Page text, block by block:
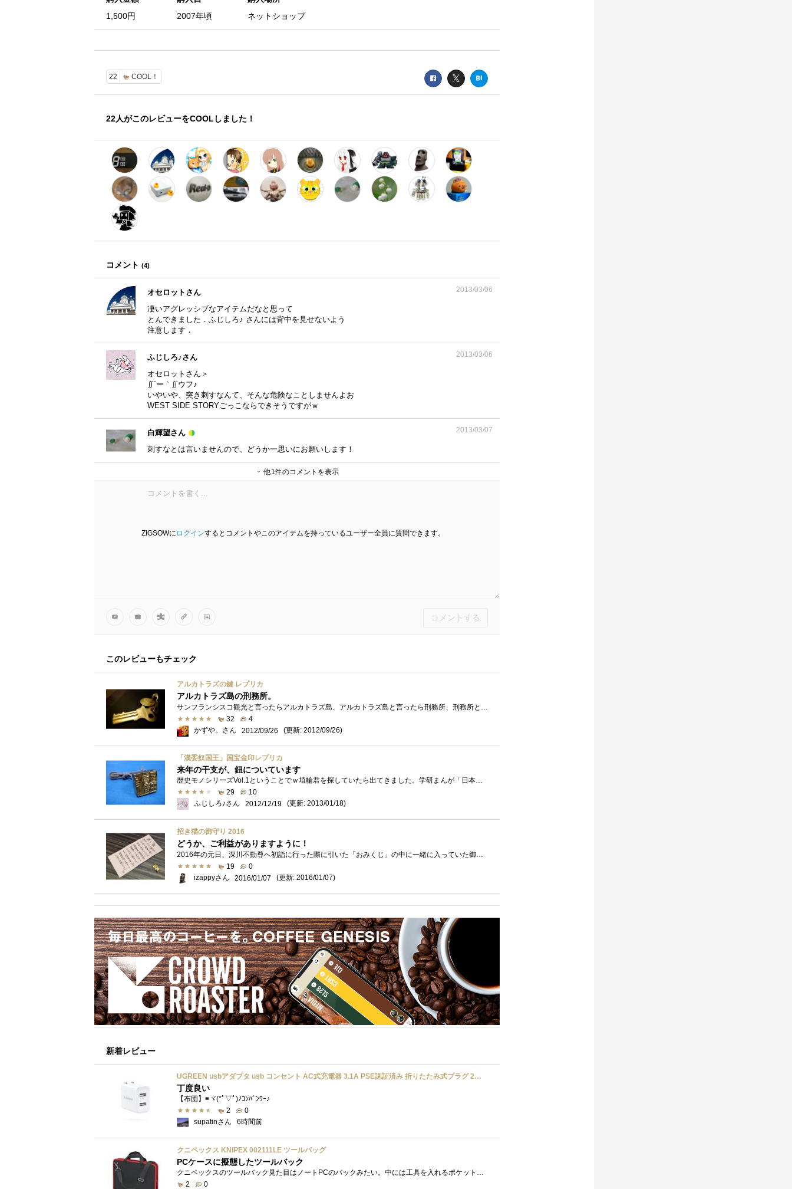
1,500円
2007年頃
ネットショップ
22 COOL！
22人がこのレビューをCOOLしました！
コメント (4)
オセロットさん 2013/03/06
凄いアグレッシブなアイテムだなと思って
とんできました．ふじしろ♪ さんには背中を見せないよう
注意します．
ふじしろ♪さん 2013/03/06
オセロットさん＞
∬´ー｀∬ウフ♪
いやいや、突き刺すなんて、そんな危険なことしませんよお
WEST SIDE STORYごっこならできそうですがｗ
白輝望さん 2013/03/07
刺すなとは言いませんので、どうか一思いにお願いします！
他1件のコメントを表示
ZIGSOWに ログインするとコメントやこのアイテムを持っているユーザー全員に質問できます。
コメントする
このレビューもチェック
アルカトラズの鍵 レプリカ
アルカトラズ島の刑務所。
サンフランシスコ観光と言ったらアルカトラズ島、アルカトラズ島と言ったら刑務所、刑務所といったら監獄、監獄と言ったら鍵。ということで�...
32
4
かずや。さん
2012/09/26 (更新: 2012/09/26)
「漢委奴国王」国宝金印レプリカ
来年の干支が、鈕についています
歴史モノシリーズVol.1ということでｗ埴輪君を探していたら出てきました。学研まんが「日本の歴史」の全巻購入特典だったと思います。姉が全巻...
29
10
ふじしろ♪さん
2012/12/19 (更新: 2013/01/18)
招き猫の御守り 2016
どうか、ご利益がありますように！
2016年の元日、深川不動尊へ初詣に行った際に引いた「おみくじ」の中に一緒に入っていた御守りです。 今年もおみくじはお持ち帰りです。昨年�...
19
0
izappyさん
2016/01/07 (更新: 2016/01/07)
新着レビュー
UGREEN usbアダプタ usb コンセント AC式充電器 3.1A PSE認証済み 折りたたみ式プラグ 2ポート
丁度良い
【布団】≡ヾ(*ﾟ▽ﾟ)ﾉｺﾝﾊﾞﾝﾜｰ♪
2
0
supatinさん
6時間前
クニペックス KNIPEX 002111LE ツールバッグ
PCケースに擬態したツールバック
クニペックスのツールバック見た目はノートPCのバックみたい。中には工具を入れるポケットや工具を固定するゴムバンドが付いています。
2
0